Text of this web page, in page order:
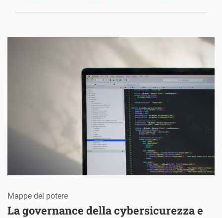
La governance della cybersicurezza e
Mappe del potere